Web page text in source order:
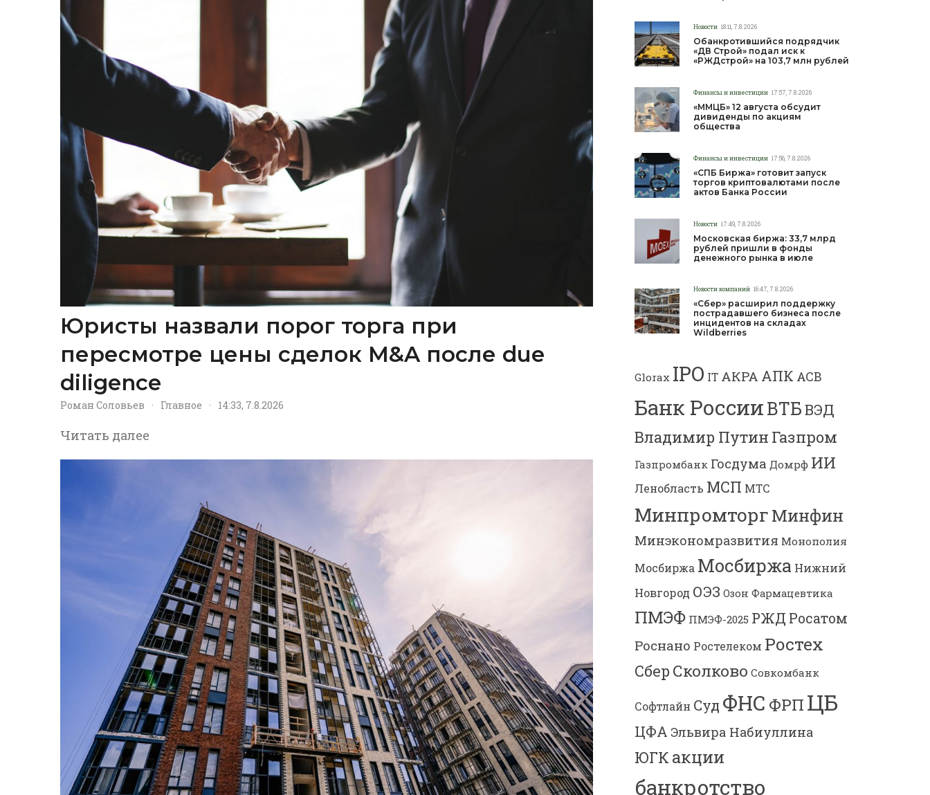
Юристы назвали порог торга при
пересмотре цены сделок M&A после due
diligence
Роман Соловьев · Главное · 14:33, 7.8.2026
Читать далее
Новости 18:11, 7.8.2026
Обанкротившийся подрядчик
«ДВ Строй» подал иск к
«РЖДстрой» на 103,7 млн рублей
Финансы и инвестиции 17:57, 7.8.2026
«ММЦБ» 12 августа обсудит
дивиденды по акциям
общества
Финансы и инвестиции 17:56, 7.8.2026
«СПБ Биржа» готовит запуск
торгов криптовалютами после
актов Банка России
Новости 17:49, 7.8.2026
Московская биржа: 33,7 млрд
рублей пришли в фонды
денежного рынка в июле
Новости компаний 16:47, 7.8.2026
«Сбер» расширил поддержку
пострадавшего бизнеса после
инцидентов на складах
Wildberries
Glorax IPO IT АКРА АПК АСВ
Банк РоссииВТБВЭД
Владимир Путин Газпром
Газпромбанк Госдума Домрф ИИ
Ленобласть МСП МТС
МинпромторгМинфин
Минэкономразвития Монополия
Мосбиржа Мосбиржа Нижний
Новгород ОЭЗ Озон Фармацевтика
ПМЭФ ПМЭФ-2025 РЖД Росатом
Роснано Ростелеком Ростех
Сбер Сколково Совкомбанк
Софтлайн Суд ФНС ФРП ЦБ
ЦФА Эльвира Набиуллина
ЮГК акции
банкротство